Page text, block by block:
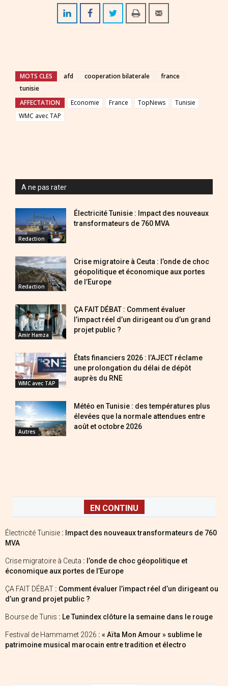
MOTS CLES afd cooperation bilaterale
france
tunisie
AFFECTATION
Economie France TopNews
Tunisie
WMC avec TAP
A ne pas rater
Redaction
Électricité Tunisie : Impact des nouveaux
transformateurs de 760 MVA
Redaction
Crise migratoire à Ceuta : l’onde de choc
géopolitique et économique aux portes
de l’Europe
Amir Hamza
ÇA FAIT DÉBAT : Comment évaluer
l’impact réel d’un dirigeant ou d’un grand
projet public ?
WMC avec TAP
États financiers 2026 : l’AJECT réclame
une prolongation du délai de dépôt
auprès du RNE
Autres
Météo en Tunisie : des températures plus
élevées que la normale attendues entre
août et octobre 2026
EN CONTINU
Électricité Tunisie : Impact des nouveaux transformateurs de 760
MVA
Crise migratoire à Ceuta : l’onde de choc géopolitique et
économique aux portes de l’Europe
ÇA FAIT DÉBAT : Comment évaluer l’impact réel d’un dirigeant ou
d’un grand projet public ?
Bourse de Tunis : Le Tunindex clôture la semaine dans le rouge
Festival de Hammamet 2026 : « Aïta Mon Amour » sublime le
patrimoine musical marocain entre tradition et électro